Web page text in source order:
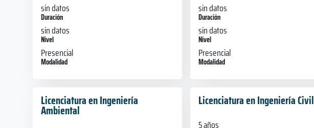
sin datos
Duración
sin datos
Nivel
Presencial
Modalidad
sin datos
Duración
sin datos
Nivel
Presencial
Modalidad
Licenciatura en Ingeniería
Ambiental
Licenciatura en Ingeniería Civil